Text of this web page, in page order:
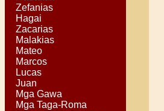
Zefanias
Hagai
Zacarias
Malakias
Mateo
Marcos
Lucas
Juan
Mga Gawa
Mga Taga-Roma